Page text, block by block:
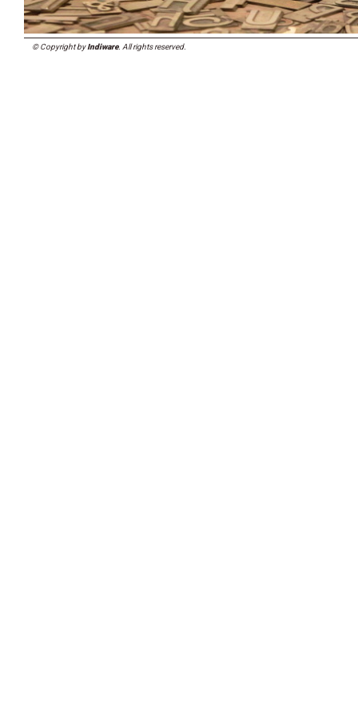
© Copyright byIndiware. All rights reserved.